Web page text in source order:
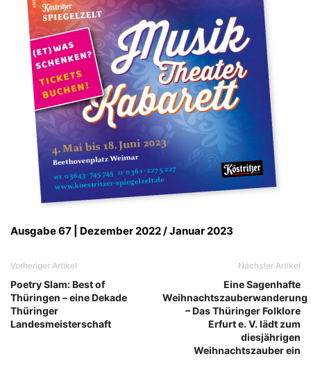
Ausgabe 67 | Dezember 2022 / Januar 2023
Vorheriger Artikel
Poetry Slam: Best of
Thüringen – eine Dekade
Thüringer
Landesmeisterschaft
Nächster Artikel
Eine Sagenhafte
Weihnachtszauberwanderung
– Das Thüringer Folklore
Erfurt e. V. lädt zum
diesjährigen
Weihnachtszauber ein